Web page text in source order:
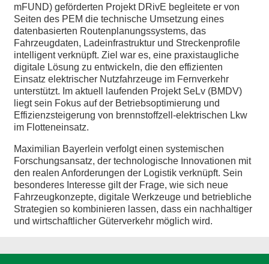
mFUND) geförderten Projekt DRivE begleitete er von
Seiten des PEM die technische Umsetzung eines
datenbasierten Routenplanungssystems, das
Fahrzeugdaten, Ladeinfrastruktur und Streckenprofile
intelligent verknüpft. Ziel war es, eine praxistaugliche
digitale Lösung zu entwickeln, die den effizienten
Einsatz elektrischer Nutzfahrzeuge im Fernverkehr
unterstützt. Im aktuell laufenden Projekt SeLv (BMDV)
liegt sein Fokus auf der Betriebsoptimierung und
Effizienzsteigerung von brennstoffzell-elektrischen Lkw
im Flotteneinsatz.
Maximilian Bayerlein verfolgt einen systemischen
Forschungsansatz, der technologische Innovationen mit
den realen Anforderungen der Logistik verknüpft. Sein
besonderes Interesse gilt der Frage, wie sich neue
Fahrzeugkonzepte, digitale Werkzeuge und betriebliche
Strategien so kombinieren lassen, dass ein nachhaltiger
und wirtschaftlicher Güterverkehr möglich wird.